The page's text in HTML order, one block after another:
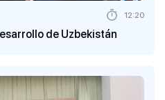
de Uzbekistán
12:20